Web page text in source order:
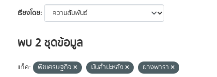
เรียงโดย
พบ 2 ชุดข้อมูล
แท็ค: พืชเศรษฐกิจ มันสำปะหลัง
ยางพารา